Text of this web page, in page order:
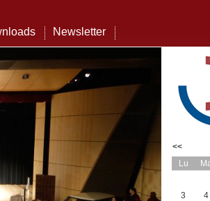
Newsletter
<<
Lu
3
4